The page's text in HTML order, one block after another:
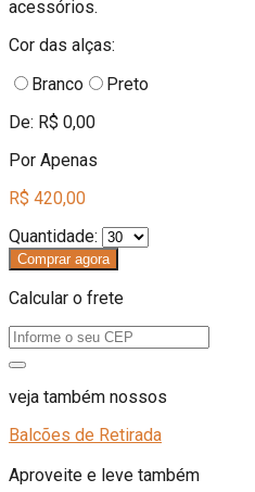
acessórios.
Cor das alças:
Branco
Preto
De: R$ 0,00
Por Apenas
R$ 420,00
Quantidade:
Comprar agora
Calcular o frete
veja também nossos
Balcões de Retirada
Aproveite e leve também